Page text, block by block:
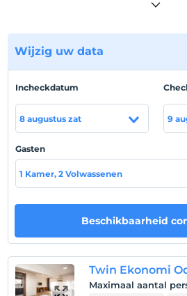
Trabzon Ortahisar'da
Toon
Hotelvoorwaarden
Check in
Na 14:00
Voor 12:00
huisdier
Huisdieren niet toegestaan
Wijzig uw data
Incheckdatum
8 augustus zat 9
Gasten
1 Kamer, 2 Volwassenen
Beschikbaarheid
Twin Ekonomi
Maximaal aantal